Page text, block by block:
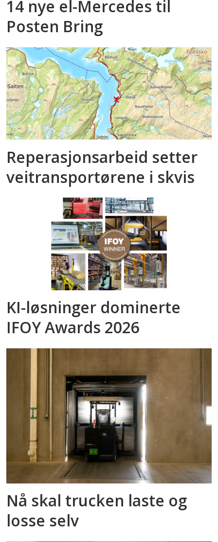
14 nye el-Mercedes til
Posten Bring
Reperasjonsarbeid setter
veitransportørene i skvis
KI-løsninger dominerte
IFOY Awards 2026
Nå skal trucken laste og
losse selv